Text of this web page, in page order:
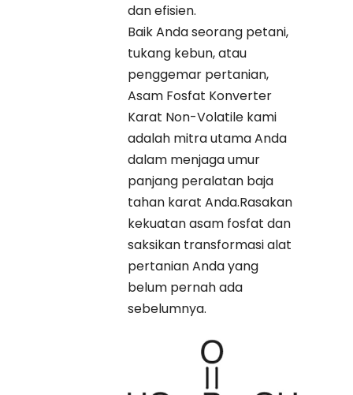
dan efisien.
Baik Anda seorang petani,
tukang kebun, atau
penggemar pertanian,
Asam Fosfat Konverter
Karat Non-Volatile kami
adalah mitra utama Anda
dalam menjaga umur
panjang peralatan baja
tahan karat Anda.Rasakan
kekuatan asam fosfat dan
saksikan transformasi alat
pertanian Anda yang
belum pernah ada
sebelumnya.